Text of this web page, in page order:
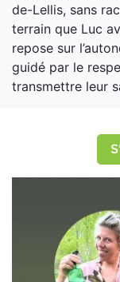
de-Lellis, sans
terrain que Luc
repose sur
guidé par le
transmettre leur